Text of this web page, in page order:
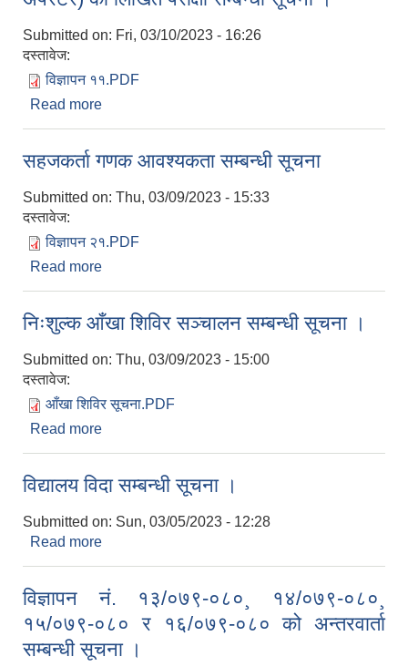
Submitted on: Fri, 03/10/2023 - 16:26
दस्तावेज:
विज्ञापन ११.PDF
Read more
सहजकर्ता गणक आवश्यकता सम्बन्धी सूचना
Submitted on: Thu, 03/09/2023 - 15:33
दस्तावेज:
विज्ञापन २१.PDF
Read more
निःशुल्क आँखा शिविर सञ्चालन सम्बन्धी सूचना ।
Submitted on: Thu, 03/09/2023 - 15:00
दस्तावेज:
आँखा शिविर सूचना.PDF
Read more
विद्यालय विदा सम्बन्धी सूचना ।
Submitted on: Sun, 03/05/2023 - 12:28
Read more
विज्ञापन नं. १३/०७९-०८०¸ १४/०७९-०८०¸
१५/०७९-०८० र १६/०७९-०८० को अन्तरवार्ता
सम्बन्धी सूचना ।